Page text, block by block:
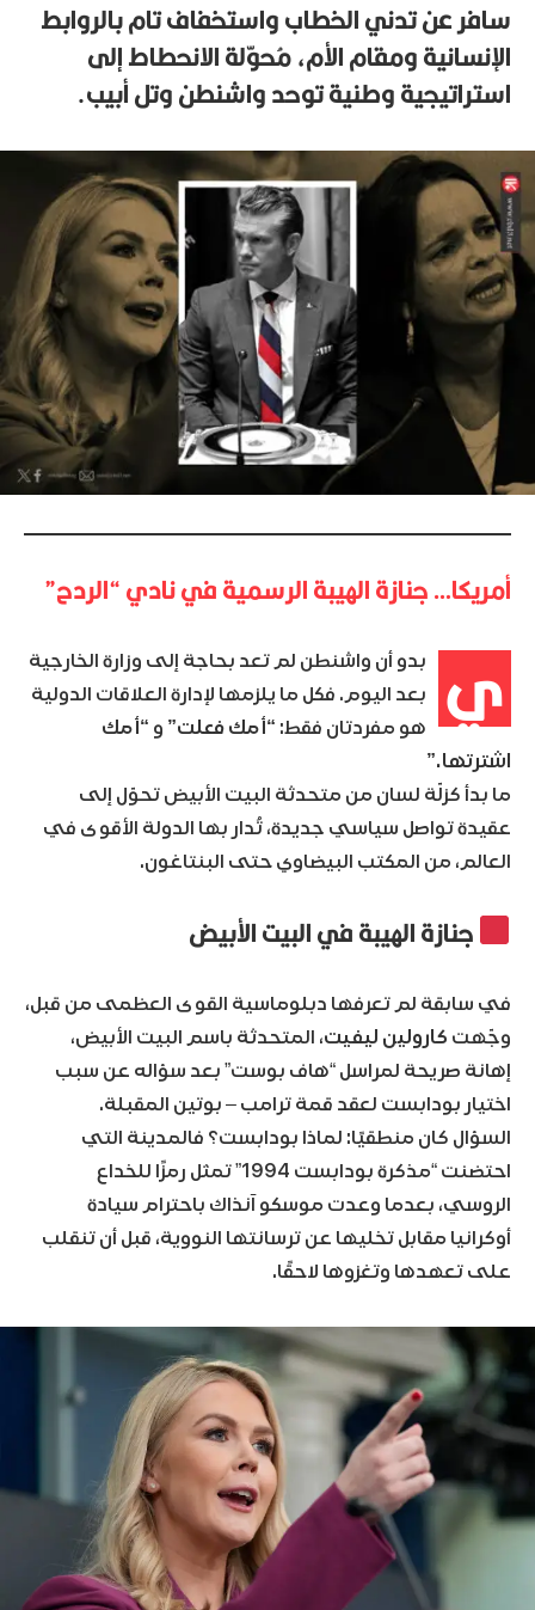
سافر عن تدني الخطاب واستخفاف تام بالروابط
الإنسانية ومقام الأم، مُحوّلة الانحطاط إلى
استراتيجية وطنية توحد واشنطن وتل أبيب.
أمريكا… جنازة الهيبة الرسمية في نادي “الردح”
ي
بدو أن واشنطن لم تعد بحاجة إلى وزارة الخارجية
بعد اليوم. فكل ما يلزمها لإدارة العلاقات الدولية
هو مفردتان فقط: “أمك فعلت” و “أمك
اشترتها.”
ما بدأ كزلّة لسان من متحدثة البيت الأبيض تحوّل إلى
عقيدة تواصل سياسي جديدة، تُدار بها الدولة الأقوى في
العالم، من المكتب البيضاوي حتى البنتاغون.
جنازة الهيبة في البيت الأبيض
في سابقة لم تعرفها دبلوماسية القوى العظمى من قبل،
وجّهت كارولين ليفيت، المتحدثة باسم البيت الأبيض،
إهانة صريحة لمراسل “هاف بوست” بعد سؤاله عن سبب
اختيار بودابست لعقد قمة ترامب – بوتين المقبلة.
السؤال كان منطقيًا: لماذا بودابست؟ فالمدينة التي
احتضنت “مذكرة بودابست 1994” تمثل رمزًا للخداع
الروسي، بعدما وعدت موسكو آنذاك باحترام سيادة
أوكرانيا مقابل تخليها عن ترسانتها النووية، قبل أن تنقلب
على تعهدها وتغزوها لاحقًا.